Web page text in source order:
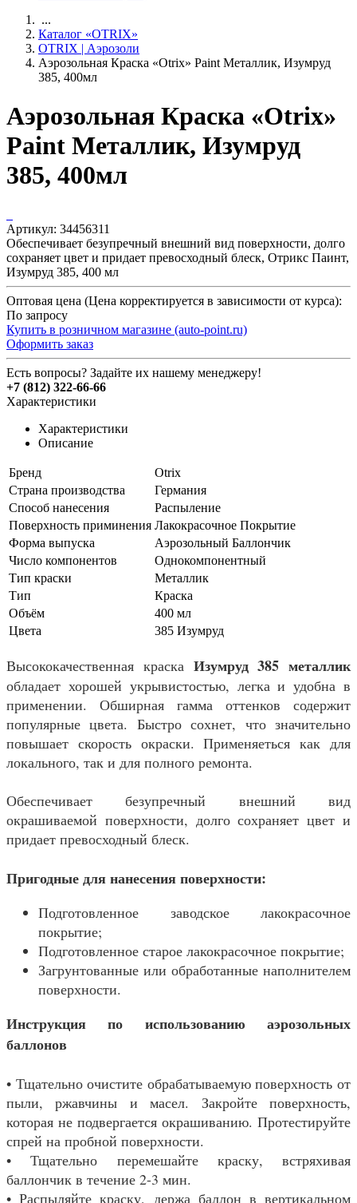
...
Каталог «OTRIX»
OTRIX | Аэрозоли
Аэрозольная Краска «Otrix» Paint Металлик, Изумруд
385, 400мл
Аэрозольная Краска «Otrix»
Paint Металлик, Изумруд
385, 400мл
Артикул: 34456311
Обеспечивает безупречный внешний вид поверхности, долго
сохраняет цвет и придает превосходный блеск, Отрикс Паинт,
Изумруд 385, 400 мл
Оптовая цена (Цена корректируется в зависимости от курса):
По запросу
Купить в розничном магазине (auto-point.ru)
Оформить заказ
Есть вопросы? Задайте их нашему менеджеру!
+7 (812) 322-66-66
Характеристики
Характеристики
Описание
Бренд
Otrix
Страна производства
Германия
Способ нанесения
Распыление
Поверхность приминения Лакокрасочное Покрытие
Форма выпуска
Аэрозольный Баллончик
Число компонентов
Однокомпонентный
Тип краски
Металлик
Тип
Краска
Объём
400 мл
Цвета
385 Изумруд
Высококачественная краска Изумруд 385 металлик
обладает хорошей укрывистостью, легка и удобна в
применении. Обширная гамма оттенков содержит
популярные цвета. Быстро сохнет, что значительно
повышает скорость окраски. Применяеться как для
локального, так и для полного ремонта.
Обеспечивает безупречный внешний вид
окрашиваемой поверхности, долго сохраняет цвет и
придает превосходный блеск.
Пригодные для нанесения поверхности:
Подготовленное заводское лакокрасочное
покрытие;
Подготовленное старое лакокрасочное покрытие;
Загрунтованные или обработанные наполнителем
поверхности.
Инструкция по использованию аэрозольных
баллонов
• Тщательно очистите обрабатываемую поверхность от
пыли, ржавчины и масел. Закройте поверхность,
которая не подвергается окрашиванию. Протестируйте
спрей на пробной поверхности.
• Тщательно перемешайте краску, встряхивая
баллончик в течение 2-3 мин.
• Распыляйте краску, держа баллон в вертикальном